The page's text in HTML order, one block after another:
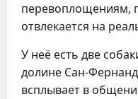
перевоплощениям,
отвлекается на
У неё есть две
долине Сан-
всплывает в